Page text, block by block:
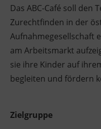
Das ABC-Café soll den
Zurechtfinden in der
Aufnahmegesellschaft
am Arbeitsmarkt
sie ihre Kinder auf
begleiten und fördern
Zielgruppe